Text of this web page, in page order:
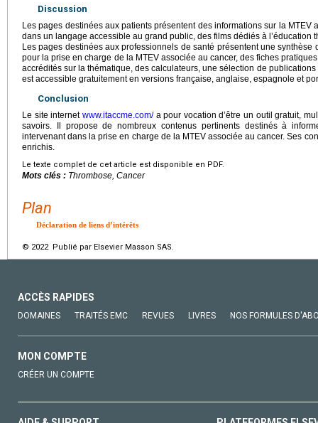
Discussion
Les pages destinées aux patients présentent des informations sur la MTEV
dans un langage accessible au grand public, des films dédiés à l’éducation
Les pages destinées aux professionnels de santé présentent une synthèse
pour la prise en charge de la MTEV associée au cancer, des fiches
accrédités sur la thématique, des calculateurs, une sélection de
est accessible gratuitement en versions française, anglaise, espagnole et
Conclusion
Le site internet www.itaccme.com/a pour vocation d’être un outil gratuit,
savoirs. Il propose de nombreux contenus pertinents destinés à
intervenant dans la prise en charge de la MTEV associée au cancer. Ses
enrichis.
Le texte complet de cet article est disponible en PDF.
Mots clés : Thrombose, Cancer
Plan
Déclaration de liens d’intérêts
© 2022 Publié par Elsevier Masson SAS.
ACCÈS RAPIDES
DOMAINES TRAITÉS EMC REVUES LIVRES NOS FORMULES
MON COMPTE
CRÉER UN COMPTE